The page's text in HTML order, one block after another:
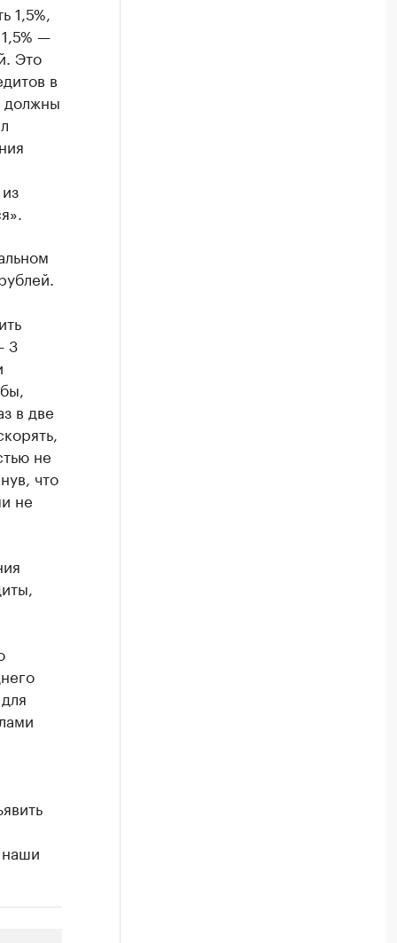
1,5%,
—
Это
в
должны
3
в две
не
что
не